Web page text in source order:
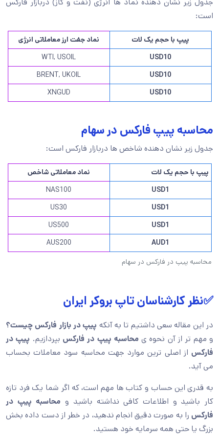
است:
پیپ با حجم یک لات
نماد جفت ارز معاملاتی انرژی
USD10
WTI, USOIL
USD10
BRENT, UKOIL
USD10
XNGUD
محاسبه پیپ فارکس در سهام
جدول زیر نشان دهنده شاخص ها دربازار فارکس است:
محاسبه پیپ در فارکس در سهام
پیپ با حجم یک لات
نماد معاملاتی شاخص
USD1
NAS100
USD1
US30
USD1
US500
AUD1
AUS200
✅نظر کارشناسان تاپ بروکر ایران
در این مقاله سعی داشتیم تا به آنکه پیپ در بازار فارکس چیست؟
و مهم تر از آن نحوه ی محاسبه پیپ در فارکس بپردازیم. پیپ در
فارکس از اصلی ترین موارد جهت محاسبه سود معاملات بحساب
می آید.
به قدری این حساب و کتاب ها مهم است، که اگر شما یک فرد تازه
کار باشید و اطلاعات کافی نداشته باشید و محاسبه پیپ در
فارکس را به صورت دقیق انجام ندهید، در خطر از دست داده بخش
بزرگ یا حتی همه سرمایه خود هستید.